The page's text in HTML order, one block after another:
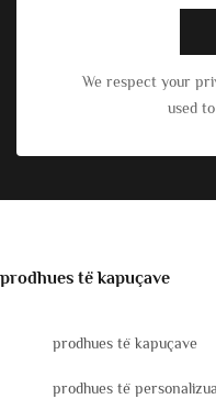
We respect your
used
prodhues të kapuçave
prodhues të kapuçave
prodhues të